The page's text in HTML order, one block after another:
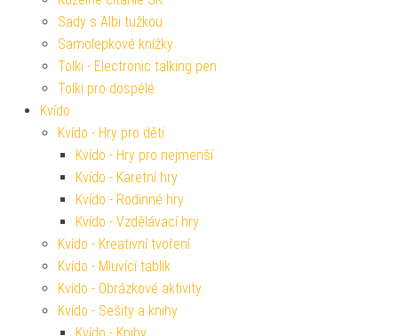
Sady s Albi tužkou
Samolepkové knížky
Tolki - Electronic talking pen
Tolki pro dospělé
Kvído
Kvído - Hry pro děti
Kvído - Hry pro nejmenší
Kvído - Karetní hry
Kvído - Rodinné hry
Kvído - Vzdělávací hry
Kvído - Kreativní tvoření
Kvído - Mluvící tablík
Kvído - Obrázkové aktivity
Kvído - Sešity a knihy